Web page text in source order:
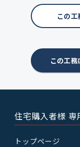
この
この工
住宅購入者様 専
トップページ